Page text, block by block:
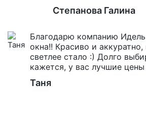
Степанова Галина
Благодарю компанию
окна!! Красиво и
светлее стало :) Долго
кажется, у вас лучшие
Таня